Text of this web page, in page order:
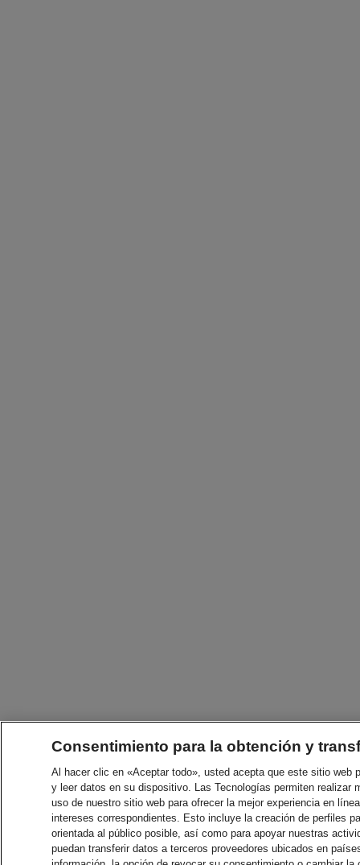
Consentimiento para la obtención y
Al hacer clic en «Aceptar todo», usted acepta que este sitio
y leer datos en su dispositivo. Las Tecnologías permiten
uso de nuestro sitio web para ofrecer la mejor experiencia en
intereses correspondientes. Esto incluye la creación de perfiles
orientada al público posible, así como para apoyar nuestras
puedan transferir datos a terceros proveedores ubicados en